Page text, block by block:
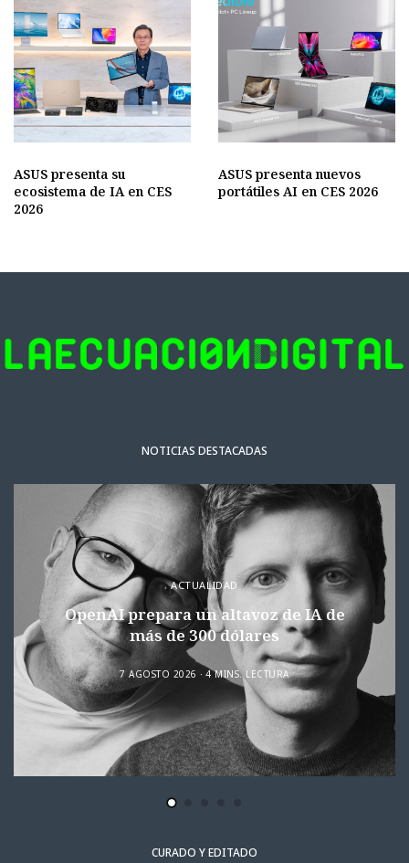
ASUS presenta su
ecosistema de IA en CES
2026
ASUS presenta nuevos
portátiles AI en CES 2026
NOTICIAS DESTACADAS
ACTUALIDAD
OpenAI prepara un altavoz de IA de
más de 300 dólares
7 AGOSTO 2026 4 MINS. LECTURA
CURADO Y EDITADO